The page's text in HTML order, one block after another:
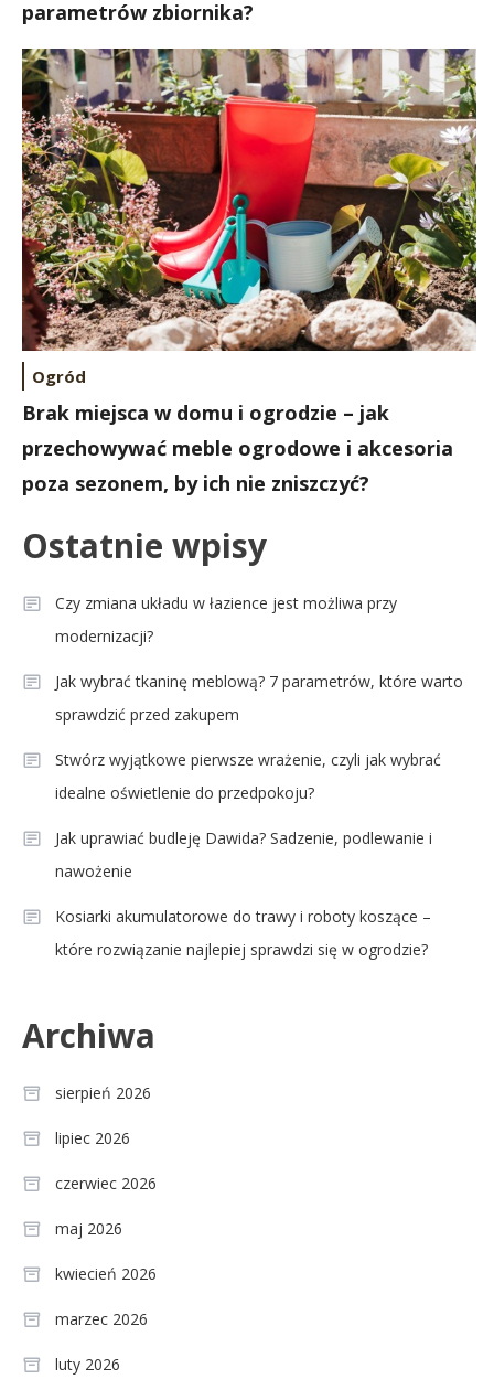
parametrów zbiornika?
Ogród
Brak miejsca w domu i ogrodzie – jak
przechowywać meble ogrodowe i akcesoria
poza sezonem, by ich nie zniszczyć?
Ostatnie wpisy
Czy zmiana układu w łazience jest możliwa przy
modernizacji?
Jak wybrać tkaninę meblową? 7 parametrów, które warto
sprawdzić przed zakupem
Stwórz wyjątkowe pierwsze wrażenie, czyli jak wybrać
idealne oświetlenie do przedpokoju?
Jak uprawiać budleję Dawida? Sadzenie, podlewanie i
nawożenie
Kosiarki akumulatorowe do trawy i roboty koszące –
które rozwiązanie najlepiej sprawdzi się w ogrodzie?
Archiwa
sierpień 2026
lipiec 2026
czerwiec 2026
maj 2026
kwiecień 2026
marzec 2026
luty 2026